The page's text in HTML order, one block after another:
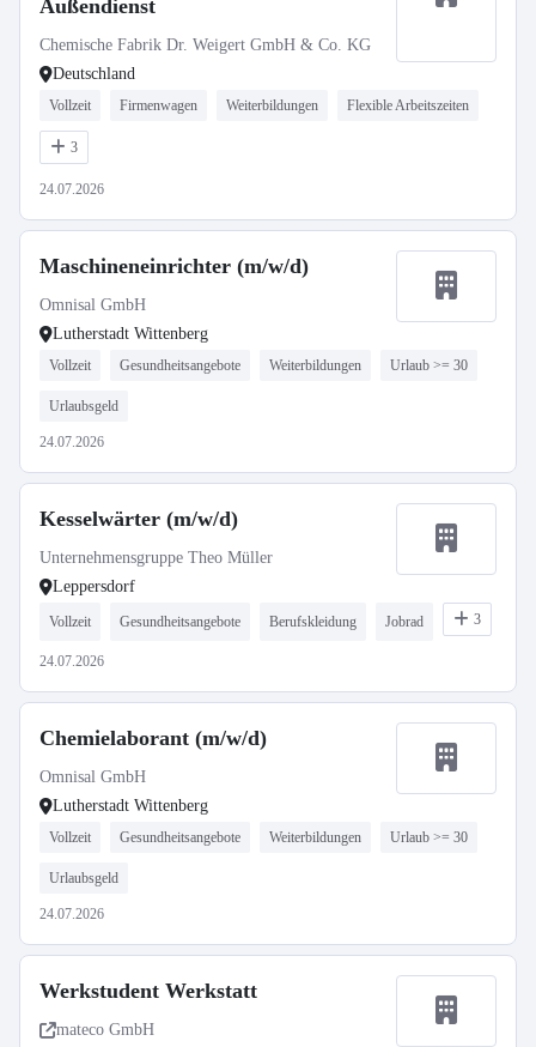
Außendienst
Chemische Fabrik Dr. Weigert GmbH & Co. KG
Deutschland
Vollzeit Firmenwagen Weiterbildungen Flexible Arbeitszeiten
3
24.07.2026
Maschineneinrichter (m/w/d)
Omnisal GmbH
Lutherstadt Wittenberg
Vollzeit Gesundheitsangebote Weiterbildungen Urlaub >= 30
Urlaubsgeld
24.07.2026
Kesselwärter (m/w/d)
Unternehmensgruppe Theo Müller
Leppersdorf
Vollzeit Gesundheitsangebote Berufskleidung Jobrad 3
24.07.2026
Chemielaborant (m/w/d)
Omnisal GmbH
Lutherstadt Wittenberg
Vollzeit Gesundheitsangebote Weiterbildungen Urlaub >= 30
Urlaubsgeld
24.07.2026
Werkstudent Werkstatt
mateco GmbH